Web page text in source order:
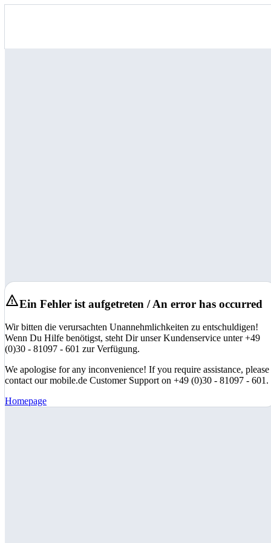
Ein Fehler ist aufgetreten / An error has occurred
Wir bitten die verursachten Unannehmlichkeiten zu entschuldigen!
Wenn Du Hilfe benötigst, steht Dir unser Kundenservice unter +49
(0)30 - 81097 - 601 zur Verfügung.
We apologise for any inconvenience! If you require assistance, please
contact our mobile.de Customer Support on +49 (0)30 - 81097 - 601.
Homepage